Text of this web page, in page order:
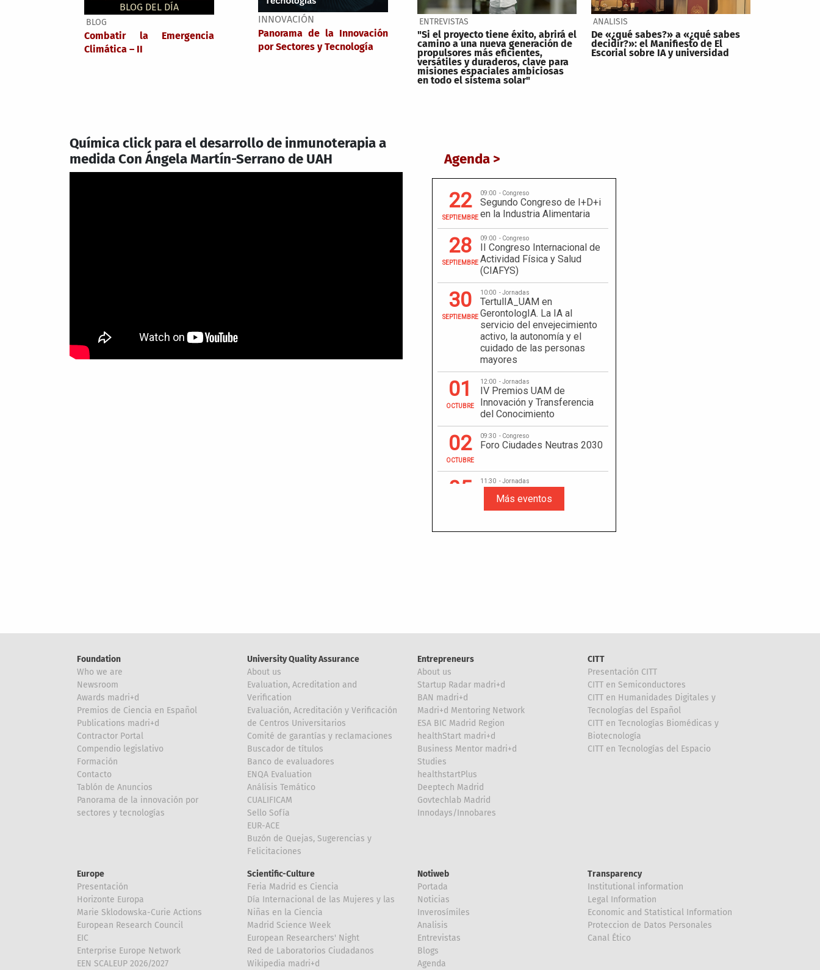
BLOG DEL DÍA
BLOG
Combatir la Emergencia
Climática – II
INNOVACIÓN
Panorama de la Innovación
por Sectores y Tecnología
ENTREVISTAS
"Si el proyecto tiene éxito, abrirá el
camino a una nueva generación de
propulsores más eficientes,
versátiles y duraderos, clave para
misiones espaciales ambiciosas
en todo el sistema solar"
ANALISIS
De «¿qué sabes?» a «¿qué sabes
decidir?»: el Manifiesto de El
Escorial sobre IA y universidad
Química click para el desarrollo de inmunoterapia a
medida Con Ángela Martín-Serrano de UAH
Agenda >
Foundation
Who we are
Newsroom
Awards madri+d
Premios de Ciencia en Español
Publications madri+d
Contractor Portal
Compendio legislativo
Formación
Contacto
Tablón de Anuncios
Panorama de la innovación por
sectores y tecnologías
University Quality Assurance
About us
Evaluation, Acreditation and
Verification
Evaluación, Acreditación y Verificación
de Centros Universitarios
Comité de garantías y reclamaciones
Buscador de títulos
Banco de evaluadores
ENQA Evaluation
Análisis Temático
CUALIFICAM
Sello Sofía
EUR-ACE
Buzón de Quejas, Sugerencias y
Felicitaciones
Entrepreneurs
About us
Startup Radar madri+d
BAN madri+d
Madri+d Mentoring Network
ESA BIC Madrid Region
healthStart madri+d
Business Mentor madri+d
Studies
healthstartPlus
Deeptech Madrid
Govtechlab Madrid
Innodays/Innobares
CITT
Presentación CITT
CITT en Semiconductores
CITT en Humanidades Digitales y
Tecnologías del Español
CITT en Tecnologías Biomédicas y
Biotecnología
CITT en Tecnologías del Espacio
Europe
Presentación
Horizonte Europa
Marie Sklodowska-Curie Actions
European Research Council
EIC
Enterprise Europe Network
EEN SCALEUP 2026/2027
Scientific-Culture
Feria Madrid es Ciencia
Día Internacional de las Mujeres y las
Niñas en la Ciencia
Madrid Science Week
European Researchers' Night
Red de Laboratorios Ciudadanos
Wikipedia madri+d
Notiweb
Portada
Noticias
Inverosímiles
Analisis
Entrevistas
Blogs
Agenda
Transparency
Institutional information
Legal Information
Economic and Statistical Information
Proteccion de Datos Personales
Canal Ético